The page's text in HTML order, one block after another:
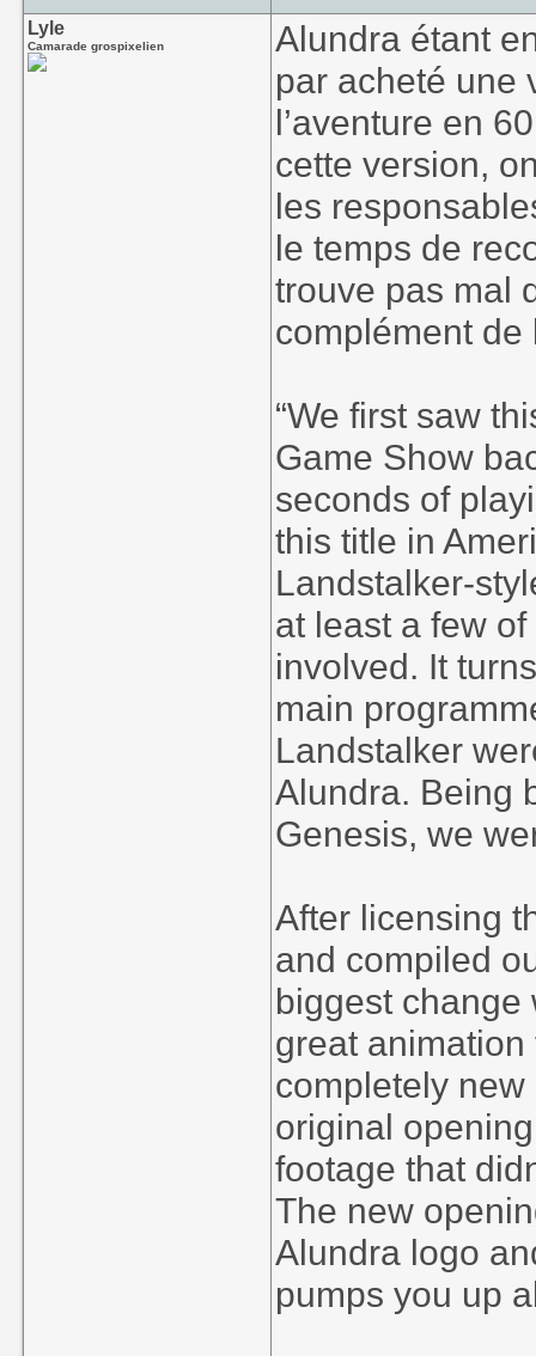
Lyle
Camarade grospixelien
Alundra étant
par acheté une
l’aventure en
cette version,
les
le temps de
trouve pas mal
complément de
“We first saw
Game Show
seconds of
this title in
Landstalker-
at least a few
involved. It
main
Landstalker
Alundra. Being
Genesis, we
After licensing
and compiled
biggest change
great
completely
original
footage that
The new
Alundra logo
pumps you up